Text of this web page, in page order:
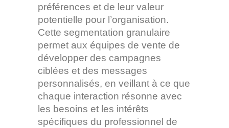
préférences et de leur valeur
potentielle pour l’organisation.
Cette segmentation granulaire
permet aux équipes de vente de
développer des campagnes
ciblées et des messages
personnalisés, en veillant à ce que
chaque interaction résonne avec
les besoins et les intérêts
spécifiques du professionnel de